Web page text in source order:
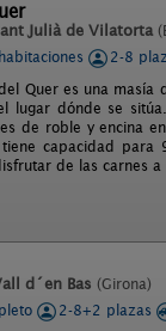
Julià de Vilatorta
2-8
del Quer es una
lugar dónde se
de roble y encina
capacidad para
de las carnes
d´en Bas (Girona)
2-8+2 plazas